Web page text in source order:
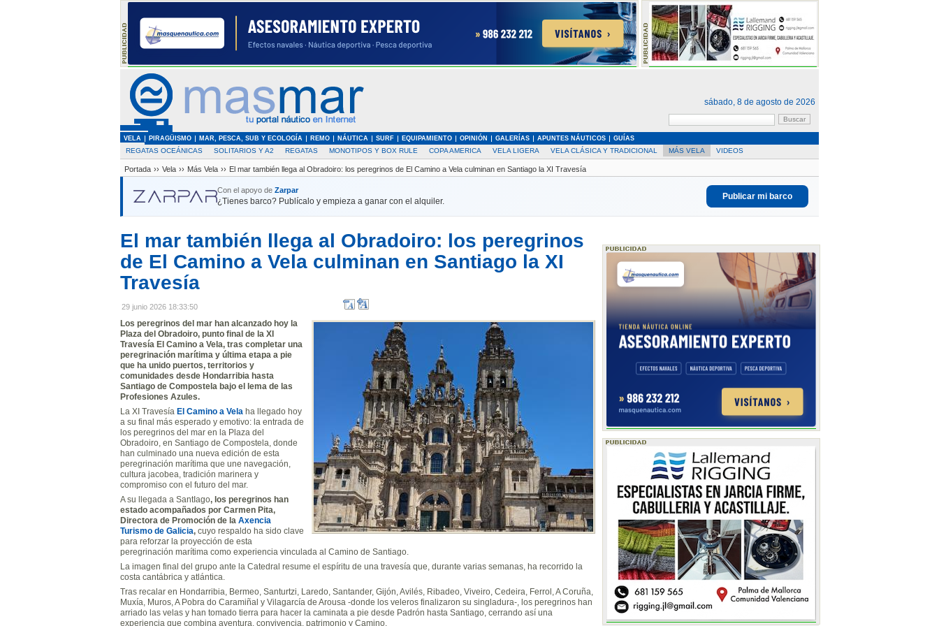
sábado, 8 de agosto de 2026
VELA PIRAGÜISMO MAR, PESCA, SUB Y ECOLOGÍA REMO NÁUTICA SURF EQUIPAMIENTO OPINIÓN GALERÍAS APUNTES NÁUTICOS GUÍAS
REGATAS OCEÁNICAS SOLITARIOS Y A2 REGATAS MONOTIPOS Y BOX RULE COPA AMERICA VELA LIGERA VELA CLÁSICA Y TRADICIONAL MÁS VELA VIDEOS
Portada ›› Vela ›› Más Vela ›› El mar también llega al Obradoiro: los peregrinos de El Camino a Vela culminan en Santiago la XI Travesía
Con el apoyo de Zarpar
¿Tienes barco? Publícalo y empieza a ganar con el alquiler.
Publicar mi barco
El mar también llega al Obradoiro: los peregrinos
de El Camino a Vela culminan en Santiago la XI
Travesía
29 junio 2026 18:33:50
Los peregrinos del mar han alcanzado hoy la
Plaza del Obradoiro, punto final de la XI
Travesía El Camino a Vela, tras completar una
peregrinación marítima y última etapa a pie
que ha unido puertos, territorios y
comunidades desde Hondarribia hasta
Santiago de Compostela bajo el lema de las
Profesiones Azules.
La XI Travesía El Camino a Vela ha llegado hoy
a su final más esperado y emotivo: la entrada de
los peregrinos del mar en la Plaza del
Obradoiro, en Santiago de Compostela, donde
han culminado una nueva edición de esta
peregrinación marítima que une navegación,
cultura jacobea, tradición marinera y
compromiso con el futuro del mar.
A su llegada a SantIago, los peregrinos han
estado acompañados por Carmen Pita,
Directora de Promoción de la Axencia
Turismo de Galicia, cuyo respaldo ha sido clave
para reforzar la proyección de esta
peregrinación marítima como experiencia vinculada al Camino de Santiago.
La imagen final del grupo ante la Catedral resume el espíritu de una travesía que, durante varias semanas, ha recorrido la
costa cantábrica y atlántica.
Tras recalar en Hondarribia, Bermeo, Santurtzi, Laredo, Santander, Gijón, Avilés, Ribadeo, Viveiro, Cedeira, Ferrol, A Coruña,
Muxía, Muros, A Pobra do Caramiñal y Vilagarcía de Arousa -donde los veleros finalizaron su singladura-, los peregrinos han
arriado las velas y han tomado tierra para hacer la caminata a pie desde Padrón hasta Santiago, cerrando así una
experiencia que combina aventura, convivencia, patrimonio y Camino.